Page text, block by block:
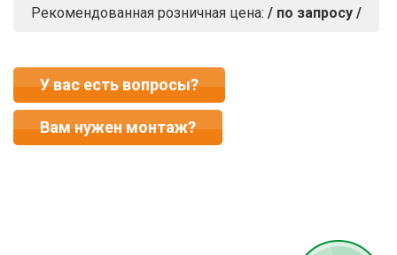
Рекомендованная розничная цена: / по запросу /
У вас есть вопросы?
Вам нужен монтаж?